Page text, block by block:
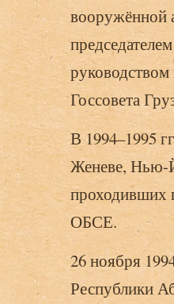
вооружённой
Госсовета
В 1994–1995
Женеве, Нью-
проходивших
ОБСЕ.
26 ноября
Республики